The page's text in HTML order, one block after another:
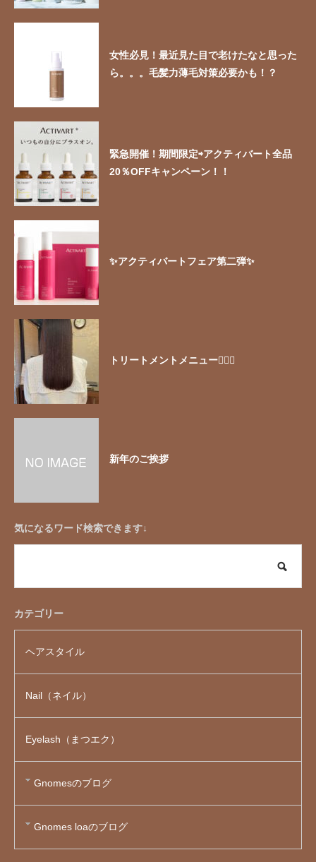
女性必見！最近見た目で老けたなと思った
ら。。。毛髪力薄毛対策必要かも！？
緊急開催！期間限定⇨アクティバート全品
20％OFFキャンペーン！！
✨アクティバートフェア第二弾✨
トリートメントメニュー🧖🏻‍♀️
新年のご挨拶
気になるワード検索できます↓
カテゴリー
ヘアスタイル
Nail（ネイル）
Eyelash（まつエク）
Gnomesのブログ
Gnomes loaのブログ